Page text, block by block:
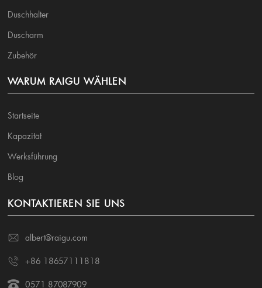
Duschhalter
Duscharm
Zubehör
WARUM RAIGU WÄHLEN
Startseite
Kapazität
Werksführung
Blog
KONTAKTIEREN SIE UNS
albert@raigu.com
+86 18657111818
0571 87087909